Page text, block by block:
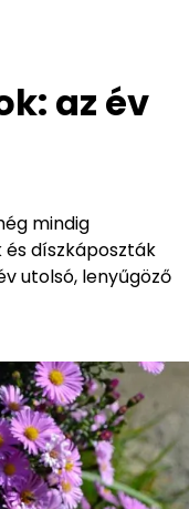
az év
mindig
és díszkáposzták
utolsó, lenyűgöző